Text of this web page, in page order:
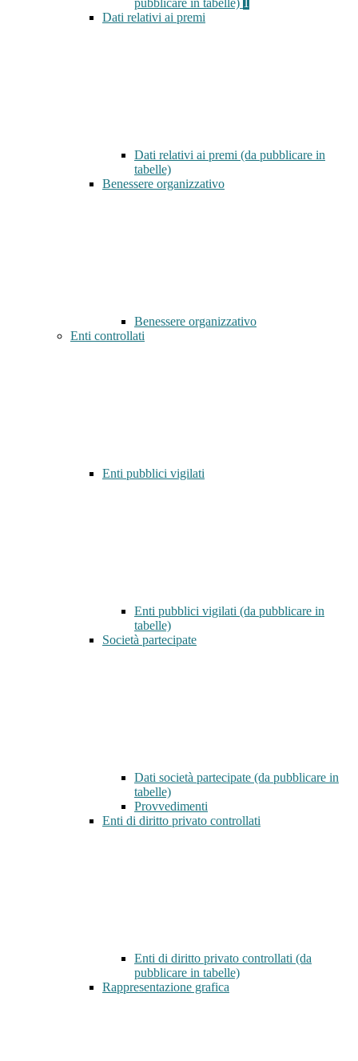
pubblicare in tabelle)
Dati relativi ai premi
Dati relativi ai premi (da pubblicare in
tabelle)
Benessere organizzativo
Benessere organizzativo
Enti controllati
Enti pubblici vigilati
Enti pubblici vigilati (da pubblicare in
tabelle)
Società partecipate
Dati società partecipate (da pubblicare in
tabelle)
Provvedimenti
Enti di diritto privato controllati
Enti di diritto privato controllati (da
pubblicare in tabelle)
Rappresentazione grafica